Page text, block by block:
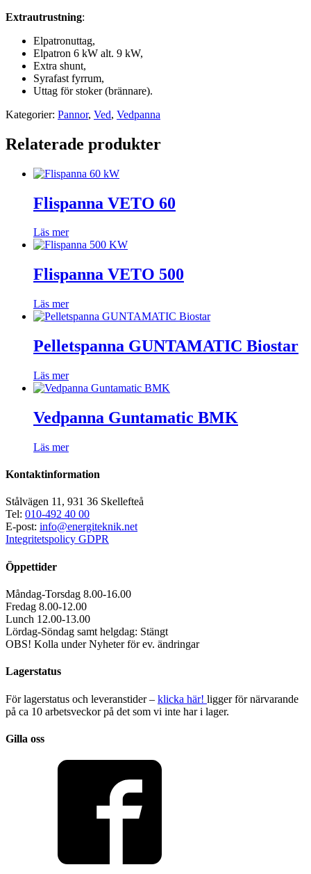
Extrautrustning:
Elpatronuttag,
Elpatron 6 kW alt. 9 kW,
Extra shunt,
Syrafast fyrrum,
Uttag för stoker (brännare).
Kategorier: Pannor, Ved, Vedpanna
Relaterade produkter
Flispanna VETO 60
Läs mer
Flispanna VETO 500
Läs mer
Pelletspanna GUNTAMATIC Biostar
Läs mer
Vedpanna Guntamatic BMK
Läs mer
Kontaktinformation
Stålvägen 11, 931 36 Skellefteå
Tel: 010-492 40 00
E-post: info@energiteknik.net
Integritetspolicy GDPR
Öppettider
Måndag-Torsdag 8.00-16.00
Fredag 8.00-12.00
Lunch 12.00-13.00
Lördag-Söndag samt helgdag: Stängt
OBS! Kolla under Nyheter för ev. ändringar
Lagerstatus
För lagerstatus och leveranstider – klicka här! ligger för närvarande
på ca 10 arbetsveckor på det som vi inte har i lager.
Gilla oss